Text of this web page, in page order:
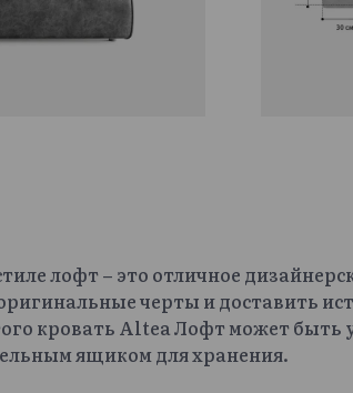
лофт – это отличное
черты и доставить
кровать Altea Лофт может
ящиком для хранения.